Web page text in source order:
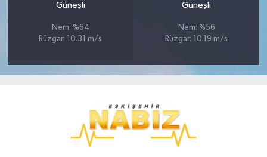
Güneşli
Nem: %64
Rüzgar: 10.31 m/s
Güneşli
Nem: %56
Rüzgar: 10.19 m/s